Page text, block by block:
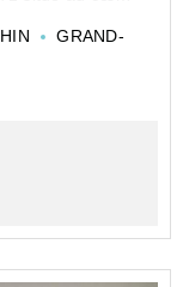
appart...GRAND-